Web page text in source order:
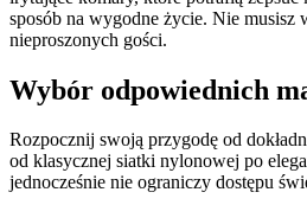
sposób na wygodne życie. Nie musisz
nieproszonych gości.
Wybór odpowiednich
Rozpocznij swoją przygodę od
od klasycznej siatki nylonowej po
jednocześnie nie ograniczy dostępu